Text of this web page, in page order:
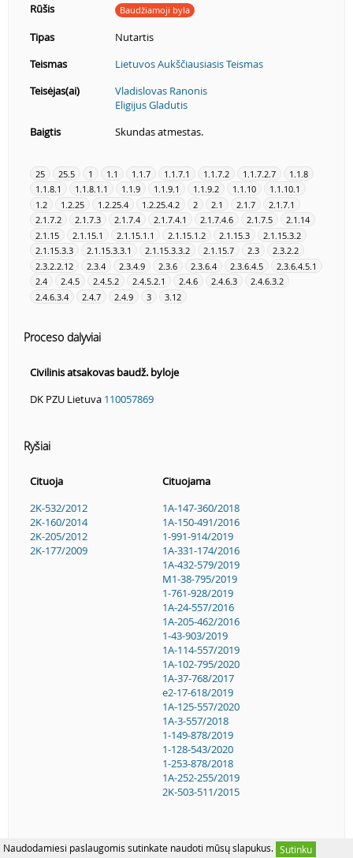
Naudodamiesi paslaugomis sutinkate naudoti mūsų slapukus. Sutinku
Rūšis
Baudžiamoji byla
Tipas
Nutartis
Teismas
Lietuvos Aukščiausiasis Teismas
Teisėjas(ai)
Vladislovas Ranonis
Eligijus Gladutis
Baigtis
Skundas atmestas.
25 25.5 1 1.1 1.1.7 1.1.7.1 1.1.7.2 1.1.7.2.7
1.1.8
1.1.8.1
1.1.8.1.1 1.1.9 1.1.9.1 1.1.9.2 1.1.10
1.1.10.1
1.2
1.2.25 1.2.25.4 1.2.25.4.2 2 2.1 2.1.7
2.1.7.1
2.1.7.2
2.1.7.3 2.1.7.4 2.1.7.4.1 2.1.7.4.6 2.1.7.5
2.1.14
2.1.15
2.1.15.1 2.1.15.1.1 2.1.15.1.2 2.1.15.3
2.1.15.3.2
2.1.15.3.3
2.1.15.3.3.1 2.1.15.3.3.2 2.1.15.7 2.3
2.3.2.2
2.3.2.2.12
2.3.4 2.3.4.9 2.3.6 2.3.6.4 2.3.6.4.5
2.3.6.4.5.1
2.4
2.4.5 2.4.5.2 2.4.5.2.1 2.4.6 2.4.6.3
2.4.6.3.2
2.4.6.3.4
2.4.7 2.4.9 3 3.12
Proceso dalyviai
Civilinis atsakovas baudž. byloje
DK PZU Lietuva 110057869
Ryšiai
Cituoja
Cituojama
2K-532/2012
2K-160/2014
2K-205/2012
2K-177/2009
1A-147-360/2018
1A-150-491/2016
1-991-914/2019
1A-331-174/2016
1A-432-579/2019
M1-38-795/2019
1-761-928/2019
1A-24-557/2016
1A-205-462/2016
1-43-903/2019
1A-114-557/2019
1A-102-795/2020
1A-37-768/2017
e2-17-618/2019
1A-125-557/2020
1A-3-557/2018
1-149-878/2019
1-128-543/2020
1-253-878/2018
1A-252-255/2019
2K-503-511/2015